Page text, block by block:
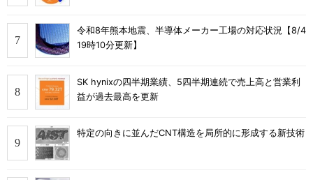
令和8年熊本地震、半導体メーカー工場の対応状況【8/4
19時10分更新】
SK hynixの四半期業績、5四半期連続で売上高と営業利
益が過去最高を更新
特定の向きに並んだCNT構造を局所的に形成する新技術